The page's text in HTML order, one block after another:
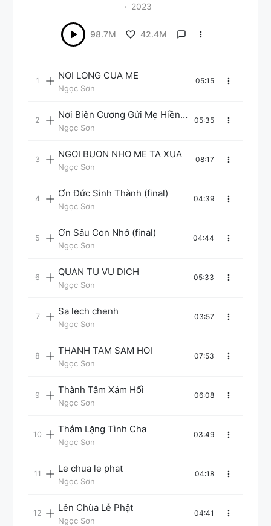
2023
98.7M 42.4M
NOI LONG CUA ME
Ngọc Sơn
05:15
Nơi Biên Cương Gửi Mẹ Hiền
(final)
Ngọc Sơn
05:35
NGOI BUON NHO ME TA XUA
Ngọc Sơn
08:17
Ơn Đức Sinh Thành (final)
Ngọc Sơn
04:39
Ơn Sâu Con Nhớ (final)
Ngọc Sơn
04:44
QUAN TU VU DICH
Ngọc Sơn
05:33
Sa lech chenh
Ngọc Sơn
03:57
THANH TAM SAM HOI
Ngọc Sơn
07:53
Thành Tâm Xám Hối
Ngọc Sơn
06:08
Thắm Lặng Tình Cha
Ngọc Sơn
03:49
Le chua le phat
Ngọc Sơn
04:18
Lên Chùa Lễ Phật
Ngọc Sơn
04:41